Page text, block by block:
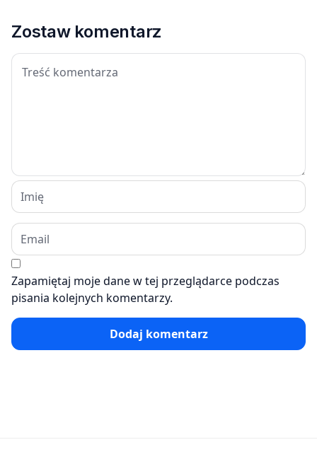
Zostaw komentarz
Zapamiętaj moje dane w tej przeglądarce podczas
pisania kolejnych komentarzy.
Dodaj komentarz